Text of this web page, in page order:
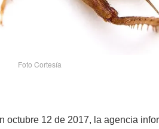
Foto Cortesía
octubre 12 de 2017, la agencia